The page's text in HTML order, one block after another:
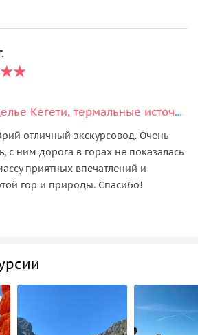
Башня Бурана, ущелье Кегети, термальные источники и 3 водопада за 1 день
отличный экскурсовод. Очень
с ним дорога в горах не показалась
приятных впечатлений и
гор и природы. Спасибо!